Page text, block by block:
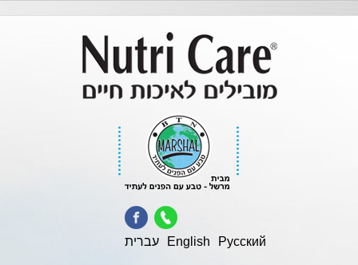
English Pусский עברית